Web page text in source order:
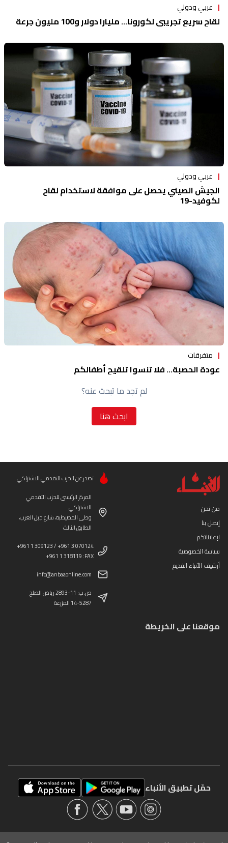
عربي ودولي
لقاح سريع تجريبي لكورونا... مليارا دولار و100 مليون جرعة
عربي ودولي
الجيش الصيني يحصل على موافقة لاستخدام لقاح
لكوفيد-19
متفرقات
عودة الحصبة... فلا تنسوا تلقيح أطفالكم
لم تجد ما تبحث عنه؟
ابحث هنا
من نحن
إتصل بنا
لإعلاناتكم
سياسة الخصوصية
أرشيف الأنباء القديم
تصدر عن الحزب التقدمي الاشتراكي
المركز الرئيسي للحزب التقدمي
الاشتراكي
وطى المصيطبة، شارع جبل العرب،
الطابق الثالث
+961 1 309123 / +961 3 070124
+961 1 318119 :FAX
info@anbaaonline.com
ص.ب: 11-2893 رياض الصلح
14-5287 المزرعة
موقعنا على الخريطة
حمّل تطبيق الأنباء